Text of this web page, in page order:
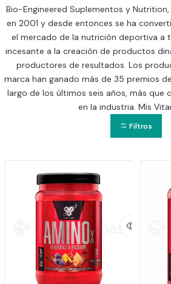
Bio-Engineered Suplementos y Nutrition,
en 2001 y desde entonces se ha
el mercado de la nutrición deportiva a
incesante a la creación de productos
productores de resultados. Los
marca han ganado más de 35 premios
largo de los últimos seis años, más que
en la industria. Mis
Filtros